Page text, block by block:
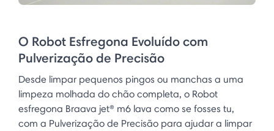
O Robot Esfregona Evoluído com
Pulverização de Precisão
Desde limpar pequenos pingos ou manchas a uma
limpeza molhada do chão completa, o Robot
esfregona Braava jet® m6 lava como se fosses tu,
com a Pulverização de Precisão para ajudar a limpar